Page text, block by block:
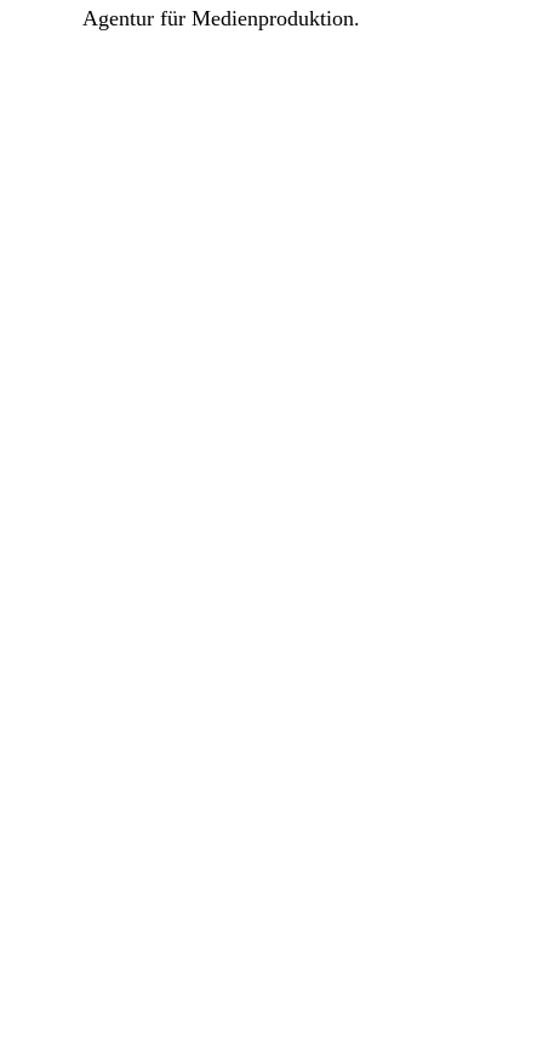
Agentur für Medienproduktion.